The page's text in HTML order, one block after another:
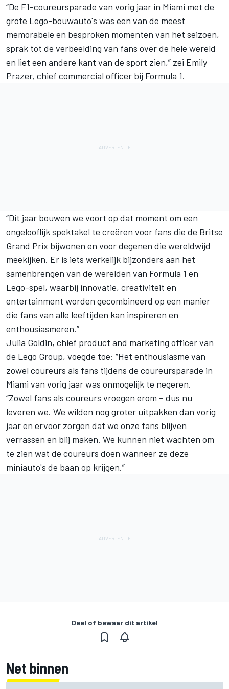
“De F1-coureursparade van vorig jaar in Miami met de
grote Lego-bouwauto's was een van de meest
memorabele en besproken momenten van het seizoen,
sprak tot de verbeelding van fans over de hele wereld
en liet een andere kant van de sport zien,” zei Emily
Prazer, chief commercial officer bij Formula 1.
“Dit jaar bouwen we voort op dat moment om een
ongelooflijk spektakel te creëren voor fans die de Britse
Grand Prix bijwonen en voor degenen die wereldwijd
meekijken. Er is iets werkelijk bijzonders aan het
samenbrengen van de werelden van Formula 1 en
Lego-spel, waarbij innovatie, creativiteit en
entertainment worden gecombineerd op een manier
die fans van alle leeftijden kan inspireren en
enthousiasmeren.”
Julia Goldin, chief product and marketing officer van
de Lego Group, voegde toe: “Het enthousiasme van
zowel coureurs als fans tijdens de coureursparade in
Miami van vorig jaar was onmogelijk te negeren.
“Zowel fans als coureurs vroegen erom – dus nu
leveren we. We wilden nog groter uitpakken dan vorig
jaar en ervoor zorgen dat we onze fans blijven
verrassen en blij maken. We kunnen niet wachten om
te zien wat de coureurs doen wanneer ze deze
miniauto's de baan op krijgen.”
Deel of bewaar dit artikel
Net binnen